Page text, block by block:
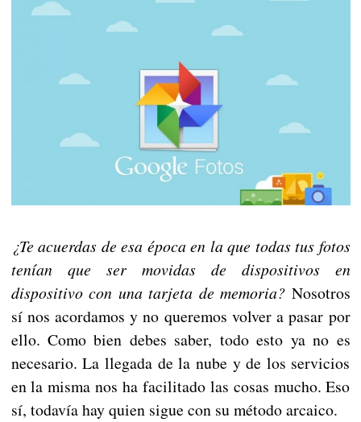
¿Te acuerdas de esa época en la que todas tus fotos
tenían que ser movidas de dispositivos en
dispositivo con una tarjeta de memoria? Nosotros
sí nos acordamos y no queremos volver a pasar por
ello. Como bien debes saber, todo esto ya no es
necesario. La llegada de la nube y de los servicios
en la misma nos ha facilitado las cosas mucho. Eso
sí, todavía hay quien sigue con su método arcaico.